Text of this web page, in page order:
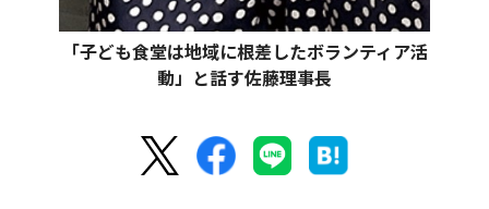
「子ども食堂は地域に根差したボランティア活
動」と話す佐藤理事長